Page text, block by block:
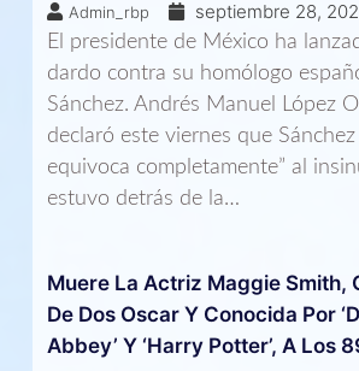
Admin_rbp septiembre 28,
El presidente de México ha
dardo contra su homólogo
Sánchez. Andrés Manuel López
declaró este viernes que Sánchez
equivoca completamente” al
estuvo detrás de la…
Muere La Actriz Maggie Smith,
De Dos Oscar Y Conocida Por
Abbey’ Y ‘Harry Potter’, A Los